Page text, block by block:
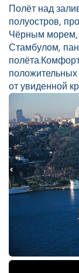
Полёт над
полуостров,
Чёрным морем,
Стамбулом,
от увиденной